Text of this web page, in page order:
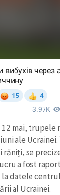
12 mai, trupele
ale
răniți, se
a fost
datele
al Ucrainei.